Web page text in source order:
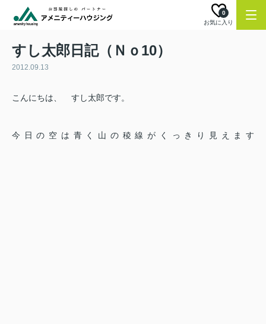
お気に入り
0
すし太郎日記（Ｎｏ10）
2012.09.13
こんにちは、 すし太郎です。
今日の空は青く山の稜線がくっきり見えます